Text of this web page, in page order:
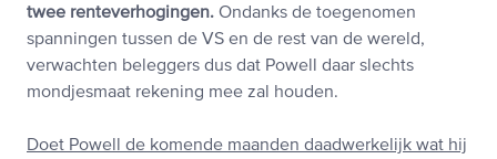
twee renteverhogingen. Ondanks de toegenomen
spanningen tussen de VS en de rest van de wereld,
verwachten beleggers dus dat Powell daar slechts
mondjesmaat rekening mee zal houden.
Doet Powell de komende maanden daadwerkelijk wat hij